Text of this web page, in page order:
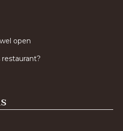
open